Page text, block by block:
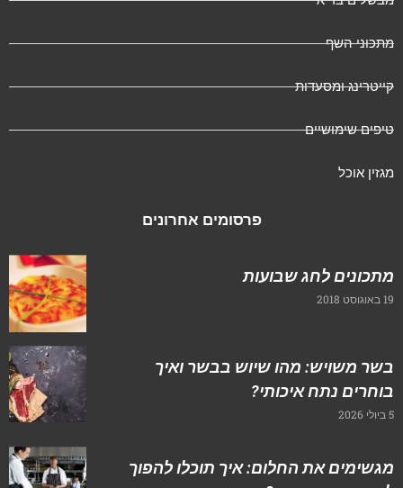
השף
ומסעדות
שימושיים
אוכל
פרסומים אחרונים
לחג שבועות
משויש: מהו שיוש בבשר ואיך
נתח איכותי?
את החלום: איך תוכלו להפוך